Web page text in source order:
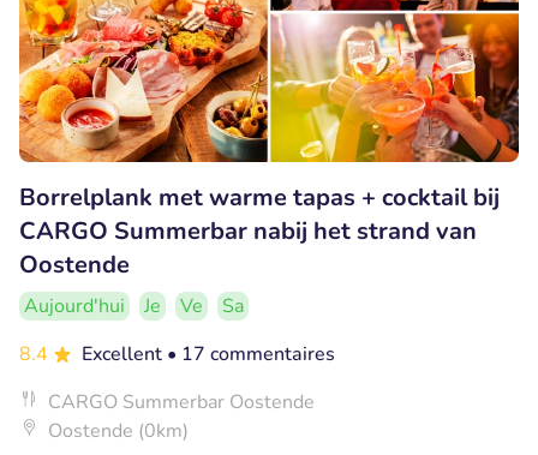
Borrelplank met warme tapas + cocktail bij
CARGO Summerbar nabij het strand van
Oostende
Aujourd'hui Je Ve
Sa
8.4
Excellent • 17 commentaires
CARGO Summerbar Oostende
Oostende (0km)